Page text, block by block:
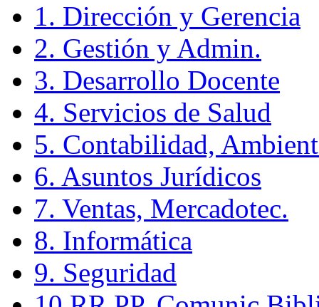
1. Dirección y Gerencia
2. Gestión y Admin.
3. Desarrollo Docente
4. Servicios de Salud
5. Contabilidad,
6. Asuntos Jurídicos
7. Ventas, Mercadotec.
8. Informática
9. Seguridad